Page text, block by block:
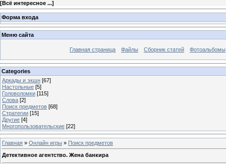
[Всё интересное ...]
Форма входа
Меню сайта
Главная страница Файлы Сборник статей Фотоальбомы
Categories
Аркады и экшн [67]
Настольные [5]
Головоломки [115]
Слова [2]
Поиск предметов [68]
Стратегии [15]
Другие [4]
Многопользовательские [22]
Главная » Онлайн игры » Поиск предметов
Детективное агентство. Жена банкира